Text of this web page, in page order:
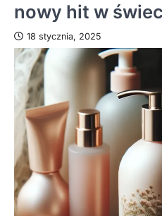
nowy hit w
18 stycznia, 2025